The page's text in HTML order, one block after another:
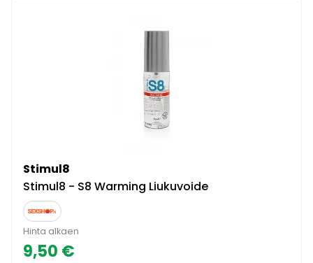
Stimul8
Stimul8 - S8 Warming Liukuvoide
Hinta alkaen
9,50 €